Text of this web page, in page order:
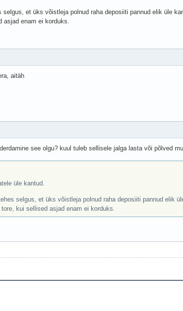
selgus, et üks võistleja polnud raha deposiiti pannud elik üle
enam ei korduks.
aitäh
see olgu? kuul tuleb sellisele jalga lasta või põlved
üle kantud.
selgus, et üks võistleja polnud raha deposiiti pannud elik
kui sellised asjad enam ei korduks.